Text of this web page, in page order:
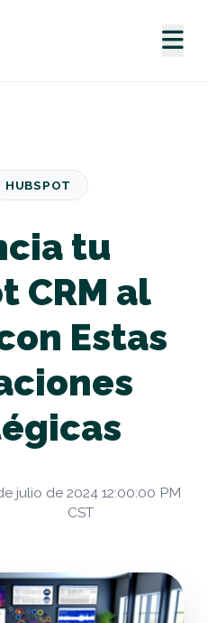
HUBSPOT
tu
CRM al
Estas
julio de 2024 12:00:00 PM
CST